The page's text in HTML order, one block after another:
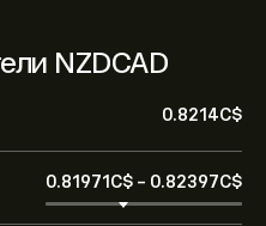
NZDCAD
0.8214‎C$‎
0.81971‎C$‎ - 0.82397‎C$‎